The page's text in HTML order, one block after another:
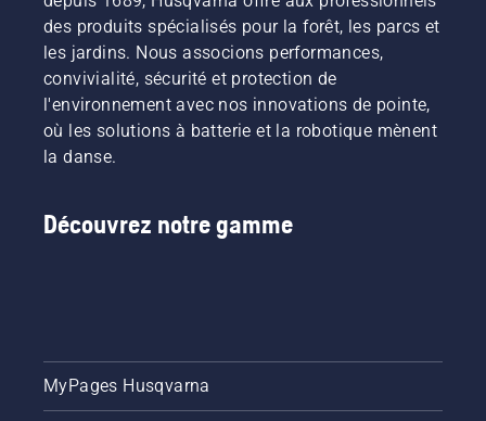
des produits spécialisés pour la forêt, les parcs et
les jardins. Nous associons performances,
convivialité, sécurité et protection de
l'environnement avec nos innovations de pointe,
où les solutions à batterie et la robotique mènent
la danse.
Découvrez notre gamme
MyPages Husqvarna